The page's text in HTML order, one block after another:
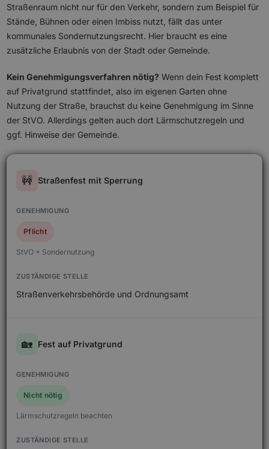
Straßenraum nicht nur für den Verkehr, sondern zum Beispiel für
Stände, Bühnen oder einen Imbiss nutzt, fällt das unter
kommunales Sondernutzungsrecht. Hier braucht es eine
zusätzliche Erlaubnis von der Stadt oder Gemeinde.
Kein Genehmigungsverfahren nötig? Wenn dein Fest komplett
auf Privatgrund stattfindet, also im eigenen Garten ohne
Nutzung der Straße, brauchst du keine Genehmigung im Sinne
der StVO. Allerdings gelten auch dort Lärmschutzregeln und
ggf. Hinweise der Gemeinde.
🚧 Straßenfest mit Sperrung
Pflicht
StVO + Sondernutzung
Straßenverkehrsbehörde und Ordnungsamt
🏡 Fest auf Privatgrund
Nicht nötig
Lärmschutzregeln beachten